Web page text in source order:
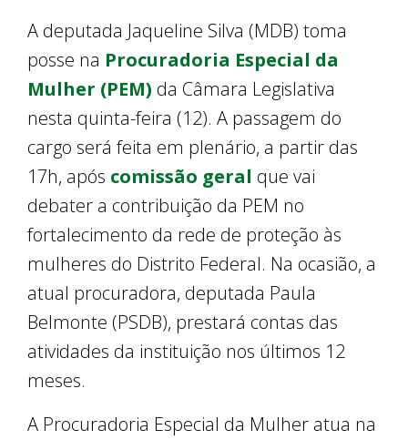
A deputada Jaqueline Silva (MDB) toma
posse na Procuradoria Especial da
Mulher (PEM) da Câmara Legislativa
nesta quinta-feira (12). A passagem do
cargo será feita em plenário, a partir das
17h, após comissão geral que vai
debater a contribuição da PEM no
fortalecimento da rede de proteção às
mulheres do Distrito Federal. Na ocasião, a
atual procuradora, deputada Paula
Belmonte (PSDB), prestará contas das
atividades da instituição nos últimos 12
meses.
A Procuradoria Especial da Mulher atua na